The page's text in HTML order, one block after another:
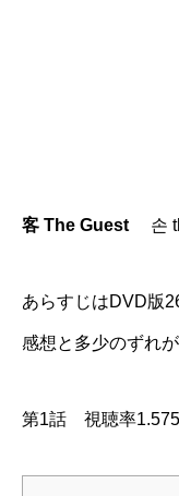
客 The Guest 손
あらすじはDVD版
感想と多少のずれ
第1話 視聴率